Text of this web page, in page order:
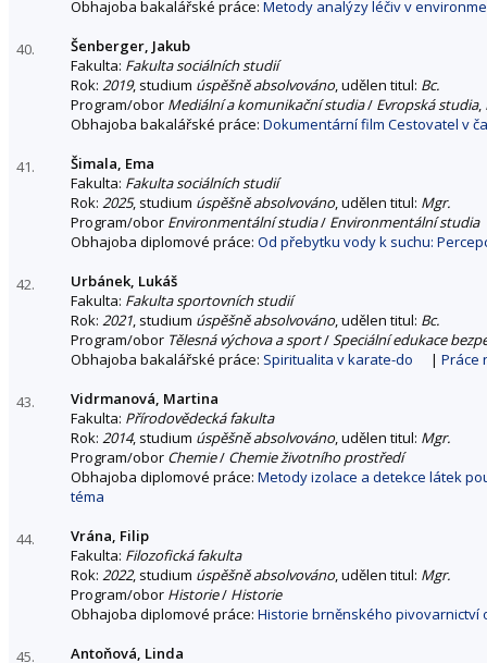
Obhajoba bakalářské práce: Metody analýzy léčiv v
40.
Šenberger, Jakub
Fakulta: Fakulta sociálních studií
Rok: 2019, studium úspěšně absolvováno, udělen titul: Bc.
Program/obor Mediální a komunikační studia/ Evropská studia,
Obhajoba bakalářské práce: Dokumentární film Cestovatel v
41.
Šimala, Ema
Fakulta: Fakulta sociálních studií
Rok: 2025, studium úspěšně absolvováno, udělen titul: Mgr.
Program/obor Environmentální studia/ Environmentální studia
Obhajoba diplomové práce: Od přebytku vody k suchu:
42.
Urbánek, Lukáš
Fakulta: Fakulta sportovních studií
Rok: 2021, studium úspěšně absolvováno, udělen titul: Bc.
Program/obor Tělesná výchova a sport/Speciální edukace
Obhajoba bakalářské práce: Spiritualita v karate-do | Práce
43.
Vidrmanová, Martina
Fakulta: Přírodovědecká fakulta
Rok: 2014, studium úspěšně absolvováno, udělen titul: Mgr.
Program/obor Chemie/ Chemie životního prostředí
Obhajoba diplomové práce: Metody izolace a detekce látek
téma
44.
Vrána, Filip
Fakulta: Filozofická fakulta
Rok: 2022, studium úspěšně absolvováno, udělen titul: Mgr.
Program/obor Historie/ Historie
Obhajoba diplomové práce: Historie brněnského pivovarnictví
45.
Antoňová, Linda